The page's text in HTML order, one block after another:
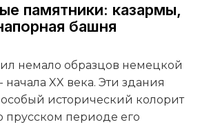
памятники: казармы,
башня
немало образцов немецкой
начала XX века. Эти здания
исторический колорит
прусском периоде его